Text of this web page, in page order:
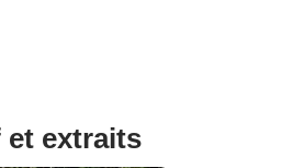
et extraits